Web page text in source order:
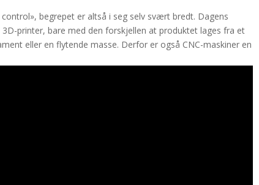
begrepet er altså i seg selv svært bredt. Dagens
printer, bare med den forskjellen at produktet lages fra et
eller en flytende masse. Derfor er også CNC-maskiner en